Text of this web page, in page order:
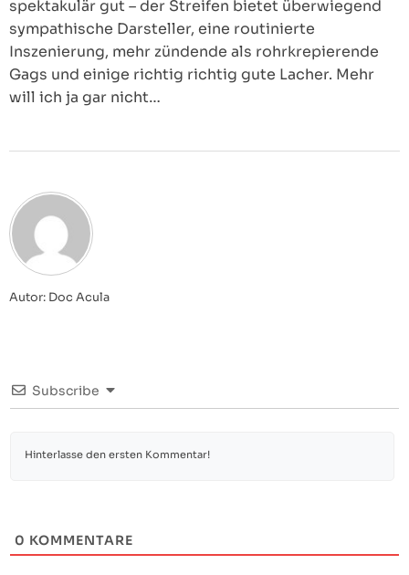
spektakulär gut – der Streifen bietet überwiegend
sympathische Darsteller, eine routinierte
Inszenierung, mehr zündende als rohrkrepierende
Gags und einige richtig richtig gute Lacher. Mehr
will ich ja gar nicht…
Autor: Doc Acula
Subscribe
0 KOMMENTARE